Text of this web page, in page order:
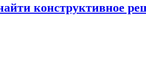
конструктивное